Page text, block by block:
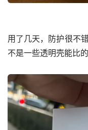
用了几天，防护很不
不是一些透明壳能比